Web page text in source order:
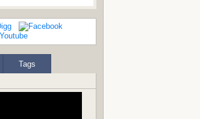
Tags